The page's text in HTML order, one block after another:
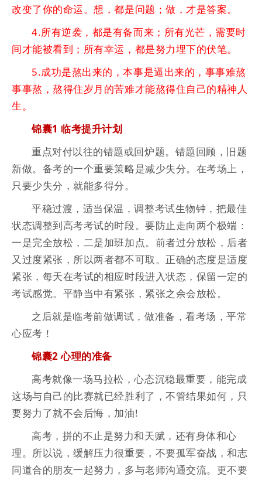
改变了你的命运。想，都是问题；做，才是答案。
4.所有逆袭，都是有备而来；所有光芒，需要时
间才能被看到；所有幸运，都是努力埋下的伏笔。
5.成功是熬出来的，本事是逼出来的，事事难熬
事事熬，熬得住岁月的苦难才能熬得住自己的精神人
生。
锦囊1 临考提升计划
重点对付以往的错题或回炉题。错题回顾，旧题
新做。备考的一个重要策略是减少失分。在考场上，
只要少失分，就能多得分。
平稳过渡，适当保温，调整考试生物钟，把最佳
状态调整到高考考试的时段。要防止走向两个极端：
一是完全放松，二是加班加点。前者过分放松，后者
又过度紧张，所以两者都不可取。正确的态度是适度
紧张，每天在考试的相应时段进入状态，保留一定的
考试感觉。平静当中有紧张，紧张之余会放松。
之后就是临考前做调试，做准备，看考场，平常
心应考！
锦囊2 心理的准备
高考就像一场马拉松，心态沉稳最重要，能完成
这场与自己的比赛就已经胜利了，不管结果如何，只
要努力了就不会后悔，加油!
高考，拼的不止是努力和天赋，还有身体和心
理。所以说，缓解压力很重要，不要孤军奋战，和志
同道合的朋友一起努力，多与老师沟通交流。更不要